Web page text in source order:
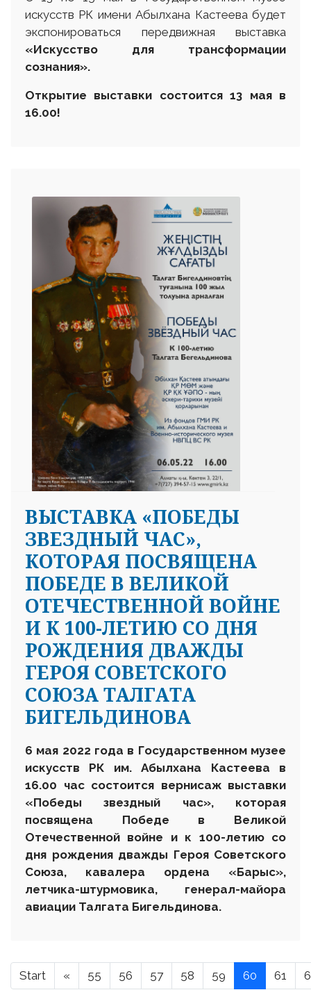
искусств РК имени Абылхана Кастеева будет
экспонироваться передвижная выставка
«Искусство для трансформации
сознания».
Открытие выставки состоится 13 мая в
16.00!
ВЫСТАВКА «ПОБЕДЫ
ЗВЕЗДНЫЙ ЧАС»,
КОТОРАЯ ПОСВЯЩЕНА
ПОБЕДЕ В ВЕЛИКОЙ
ОТЕЧЕСТВЕННОЙ ВОЙНЕ
И К 100-ЛЕТИЮ СО ДНЯ
РОЖДЕНИЯ ДВАЖДЫ
ГЕРОЯ СОВЕТСКОГО
СОЮЗА ТАЛГАТА
БИГЕЛЬДИНОВА
6 мая 2022 года в Государственном музее
искусств РК им. Абылхана Кастеева в
16.00 час состоится вернисаж выставки
«Победы звездный час», которая
посвящена Победе в Великой
Отечественной войне и к 100-летию со
дня рождения дважды Героя Советского
Союза, кавалера ордена «Барыс»,
летчика-штурмовика, генерал-майора
авиации Талгата Бигельдинова.
Start « 55 56 57 58 59 60 61